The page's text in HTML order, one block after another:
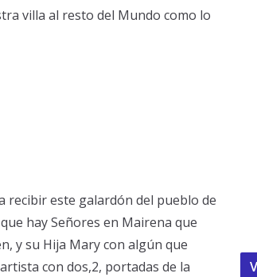
villa al resto del Mundo como lo
recibir este galardón del pueblo de
hay Señores en Mairena que
y su Hija Mary con algún que
con dos,2, portadas de la